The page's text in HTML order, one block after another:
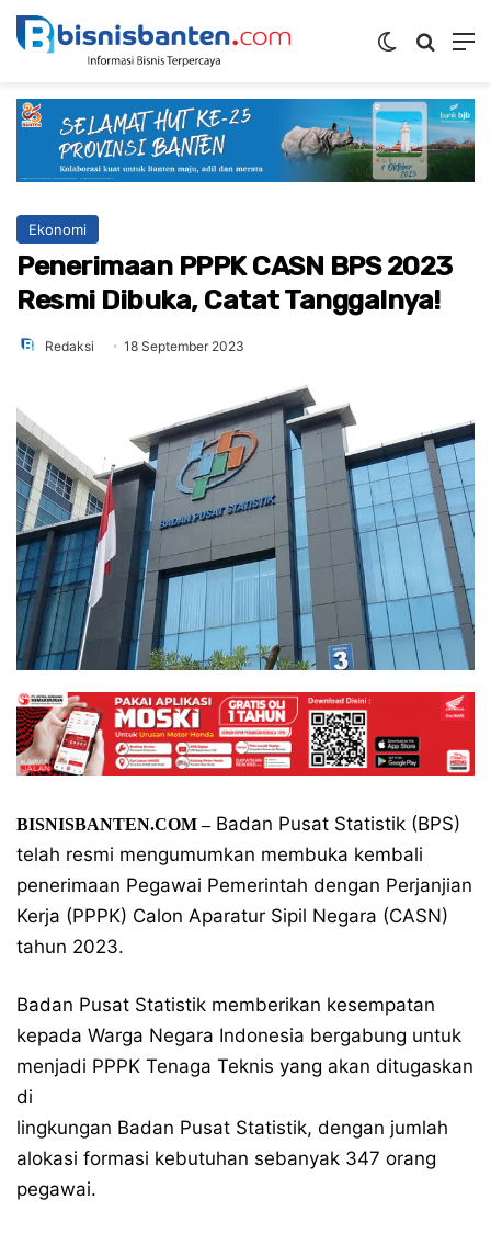
Switch skin
Ekonomi
Penerimaan PPPK CASN BPS 2023
Resmi Dibuka, Catat Tanggalnya!
Redaksi 18 September 2023
BISNISBANTEN.COM –Badan Pusat Statistik (BPS)
telah resmi mengumumkan membuka kembali
penerimaan Pegawai Pemerintah dengan Perjanjian
Kerja (PPPK) Calon Aparatur Sipil Negara (CASN)
tahun 2023.
Badan Pusat Statistik memberikan kesempatan
kepada Warga Negara Indonesia bergabung untuk
menjadi PPPK Tenaga Teknis yang akan ditugaskan
di
lingkungan Badan Pusat Statistik, dengan jumlah
alokasi formasi kebutuhan sebanyak 347 orang
pegawai.